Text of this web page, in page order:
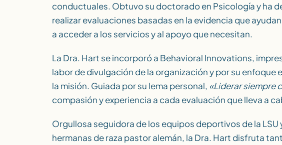
conductuales. Obtuvo su doctorado en Psicología y ha
realizar evaluaciones basadas en la evidencia que
a acceder a los servicios y al apoyo que necesitan.
La Dra. Hart se incorporó a Behavioral Innovations,
labor de divulgación de la organización y por su enfoque
la misión. Guiada por su lema personal, «Liderar siempre
compasión y experiencia a cada evaluación que lleva a
Orgullosa seguidora de los equipos deportivos de la LSU
hermanas de raza pastor alemán, la Dra. Hart disfruta